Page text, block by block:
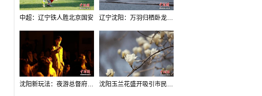
中超：辽宁铁人胜北京国安 辽宁沈阳：万羽归栖卧龙湖看群鸟齐飞
沈阳新玩法：夜游总督府，当一回“赴宴者” 沈阳玉兰花盛开吸引市民打卡